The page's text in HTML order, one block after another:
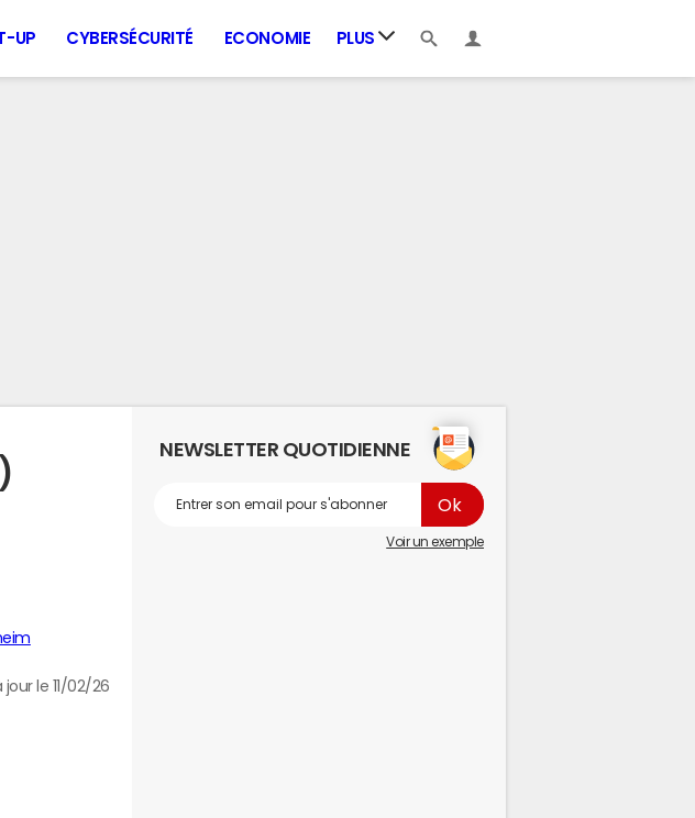
UP CYBERSÉCURITÉ ECONOMIE PLUS
jour le 11/02/26
NEWSLETTER QUOTIDIENNE
Voir un exemple